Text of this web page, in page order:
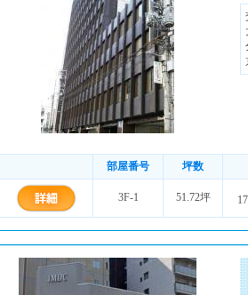
部屋番号 坪数
3F-1 51.72坪